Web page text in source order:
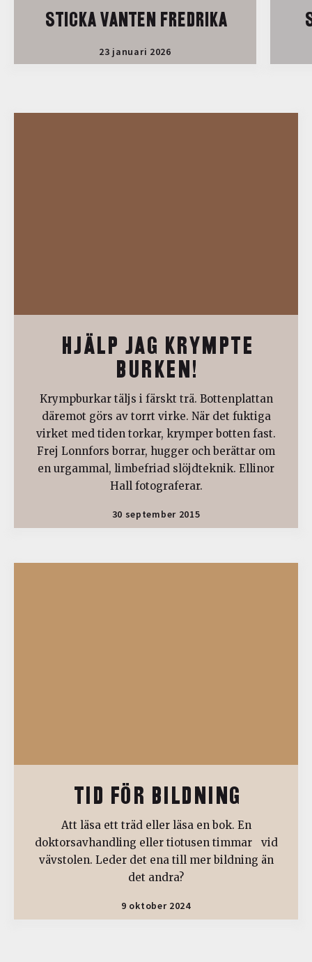
STICKA VANTEN FREDRIKA
23 januari 2026
HJÄLP JAG KRYMPTE
BURKEN!
Krympburkar täljs i färskt trä. Bottenplattan
däremot görs av torrt virke. När det fuktiga
virket med tiden torkar, krymper botten fast.
Frej Lonnfors borrar, hugger och berättar om
en urgammal, limbefriad slöjdteknik. Ellinor
Hall fotograferar.
30 september 2015
TID FÖR BILDNING
Att läsa ett träd eller läsa en bok. En
doktorsavhandling eller tiotusen timmar vid
vävstolen. Leder det ena till mer bildning än
det andra?
9 oktober 2024